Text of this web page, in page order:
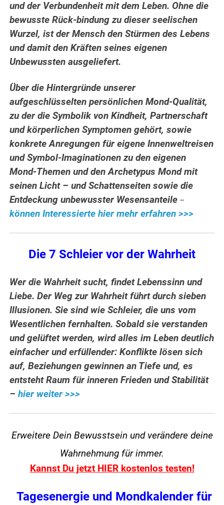
und der Verbundenheit mit dem Leben. Ohne die
bewusste Rück-bindung zu dieser seelischen
Wurzel, ist der Mensch den Stürmen des Lebens
und damit den Kräften seines eigenen
Unbewussten ausgeliefert.
Über die Hintergründe unserer
aufgeschlüsselten persönlichen Mond-Qualität,
zu der die Symbolik von Kindheit, Partnerschaft
und körperlichen Symptomen gehört, sowie
konkrete Anregungen für eigene Innenweltreisen
und Symbol-Imaginationen zu den eigenen
Mond-Themen undden Archetypus Mond mit
seinen Licht – und Schattenseiten sowie die
Entdeckung unbewusster Wesensanteile –
können Interessierte hier mehr erfahren >>>
Die 7 Schleier vor der Wahrheit
Wer die Wahrheit sucht, findet Lebenssinn und
Liebe. Der Weg zur Wahrheit führt durch sieben
Illusionen. Sie sind wie Schleier, die uns vom
Wesentlichen fernhalten. Sobald sie verstanden
und gelüftet werden, wird alles im Leben deutlich
einfacher und erfüllender: Konflikte lösen sich
auf, Beziehungen gewinnen an Tiefe und, es
entsteht Raum für inneren Frieden und Stabilität
–hier weiter >>>
Erweitere Dein Bewusstsein und verändere deine
Wahrnehmung für immer.
Kannst Du jetzt HIER kostenlos testen!
Tagesenergie und Mondkalender für